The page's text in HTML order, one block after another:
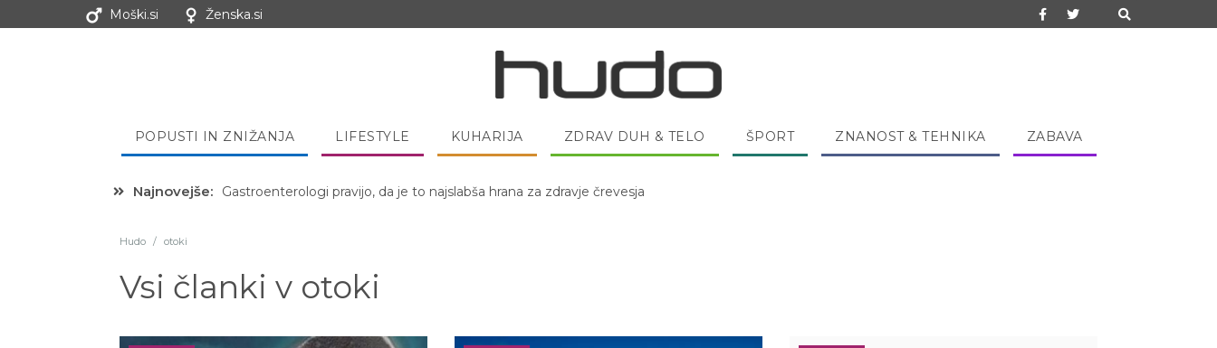
Moški.si Ženska.si
POPUSTI IN ZNIŽANJA LIFESTYLE KUHARIJA ZDRAV DUH & TELO ŠPORT ZNANOST & TEHNIKA ZABAVA
Najnovejše:
Gastroenterologi pravijo, da je to najslabša hrana za zdravje črevesja
Hudo / otoki
Vsi članki v otoki